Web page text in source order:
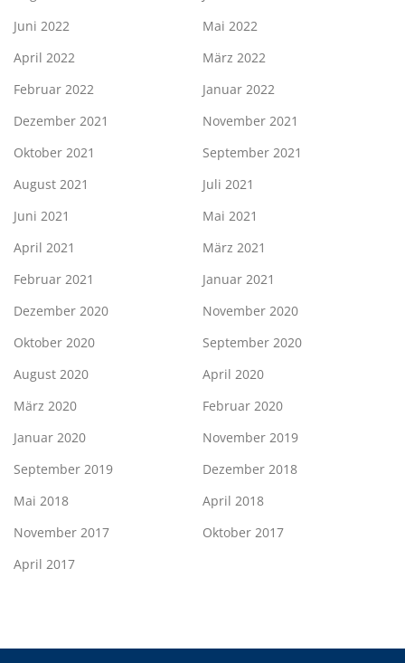
Juni 2022
Mai 2022
April 2022
März 2022
Februar 2022
Januar 2022
Dezember 2021
November 2021
Oktober 2021
September 2021
August 2021
Juli 2021
Juni 2021
Mai 2021
April 2021
März 2021
Februar 2021
Januar 2021
Dezember 2020
November 2020
Oktober 2020
September 2020
August 2020
April 2020
März 2020
Februar 2020
Januar 2020
November 2019
September 2019
Dezember 2018
Mai 2018
April 2018
November 2017
Oktober 2017
April 2017